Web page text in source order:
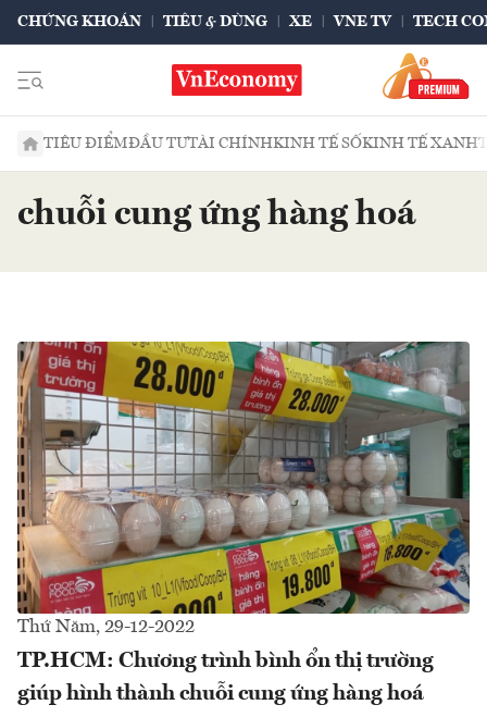
CHỨNG KHOÁN TIÊU & DÙNG XE VNE TV TECH
TIÊU ĐIỂMĐẦU TƯTÀI CHÍNHKINH TẾ SỐKINH TẾ XANH
chuỗi cung ứng hàng hoá
Thứ Năm, 29-12-2022
TP.HCM: Chương trình bình ổn thị trường
giúp hình thành chuỗi cung ứng hàng hoá